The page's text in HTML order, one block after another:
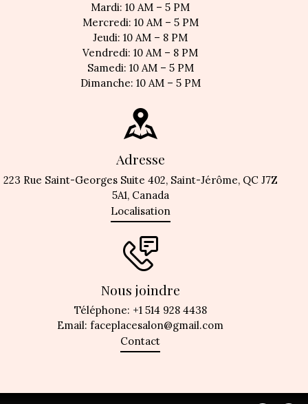
Mardi: 10 AM – 5 PM
Mercredi: 10 AM – 5 PM
Jeudi: 10 AM – 8 PM
Vendredi: 10 AM – 8 PM
Samedi: 10 AM – 5 PM
Dimanche: 10 AM – 5 PM
Adresse
223 Rue Saint-Georges Suite 402, Saint-Jérôme, QC J7Z
5A1, Canada
Localisation
Nous joindre
Téléphone: +1 514 928 4438
Email: faceplacesalon@gmail.com
Contact